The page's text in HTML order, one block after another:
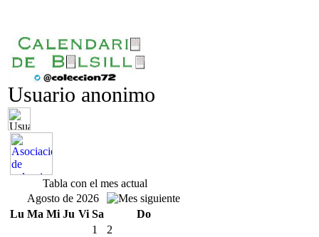
Usuario anonimo
Tabla con el mes actual
Agosto de 2026
Lu Ma Mi Ju Vi Sa
Do
1
2